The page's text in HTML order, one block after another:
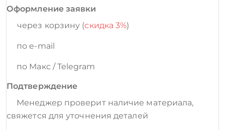
Оформление заявки
через корзину (скидка 3%)
по e-mail
по Макс / Telegram
Подтверждение
Менеджер проверит наличие материала,
свяжется для уточнения деталей